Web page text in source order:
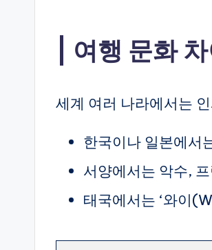
여행 문화
세계 여러 나라에서는
한국이나 일본에서
서양에서는 악수,
태국에서는 ‘와이